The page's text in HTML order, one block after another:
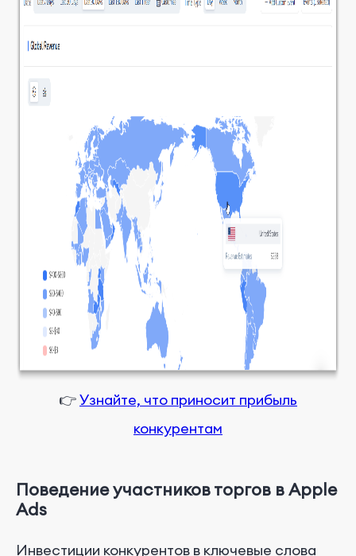
👉Узнайте, что приносит прибыль
конкурентам
Поведение участников торгов в Apple
Ads
Инвестиции конкурентов в ключевые слова